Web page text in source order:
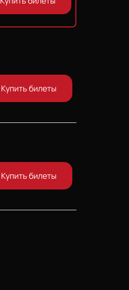
Купить билеты
Купить билеты